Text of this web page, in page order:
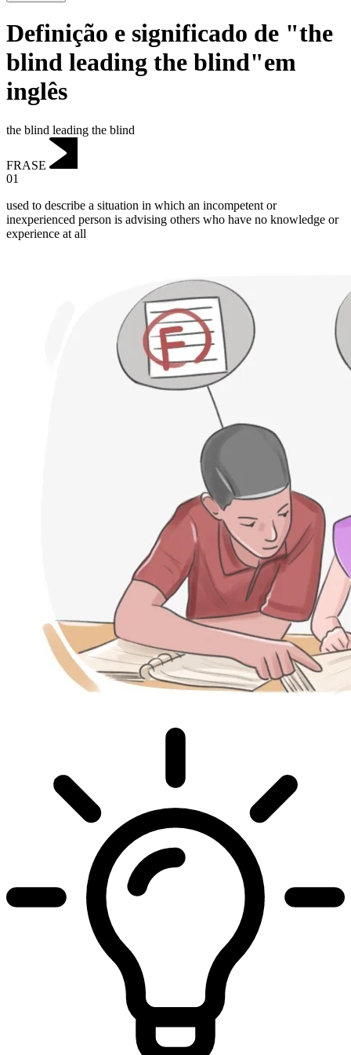
Definição e significado de "the
blind leading the blind"em
inglês
the blind leading the blind
FRASE
01
used to describe a situation in which an incompetent or
inexperienced person is advising others who have no knowledge or
experience at all